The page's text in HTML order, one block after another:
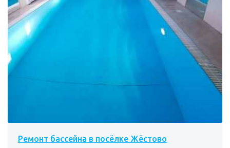
Ремонт бассейна в посёлке Жёстово